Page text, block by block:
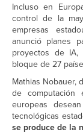
Incluso en
control de la
empresas
anunció planes
proyectos de
bloque de 27
Mathias Nobauer,
de computación
europeas
tecnológicas
se produce de la